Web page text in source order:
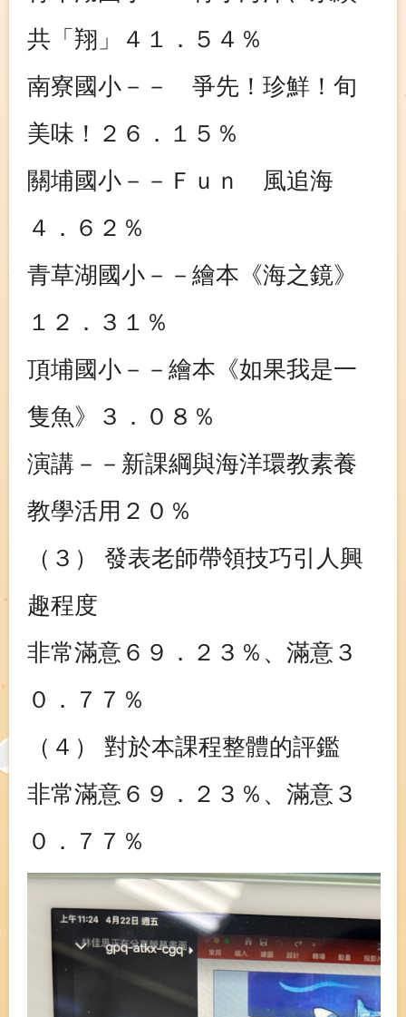
共「翔」４１．５４％
南寮國小－－ 爭先！珍鮮！旬
美味！２６．１５％
關埔國小－－Ｆｕｎ 風追海
４．６２％
青草湖國小－－繪本《海之鏡》
１２．３１％
頂埔國小－－繪本《如果我是一
隻魚》３．０８％
演講－－新課綱與海洋環教素養
教學活用２０％
（３） 發表老師帶領技巧引人興
趣程度
非常滿意６９．２３％、滿意３
０．７７％
（４） 對於本課程整體的評鑑
非常滿意６９．２３％、滿意３
０．７７％